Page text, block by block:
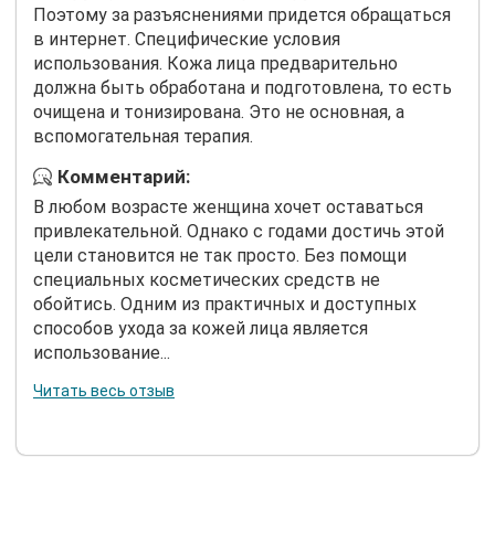
Поэтому за разъяснениями придется обращаться
в интернет. Специфические условия
использования. Кожа лица предварительно
должна быть обработана и подготовлена, то есть
очищена и тонизирована. Это не основная, а
вспомогательная терапия.
Комментарий:
В любом возрасте женщина хочет оставаться
привлекательной. Однако с годами достичь этой
цели становится не так просто. Без помощи
специальных косметических средств не
обойтись. Одним из практичных и доступных
способов ухода за кожей лица является
использование...
Читать весь отзыв